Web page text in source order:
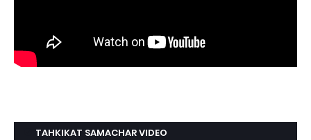
TAHKIKAT SAMACHAR VIDEO